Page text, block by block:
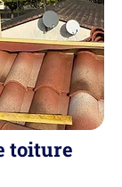
toiture